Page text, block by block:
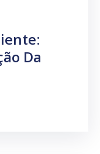
Da